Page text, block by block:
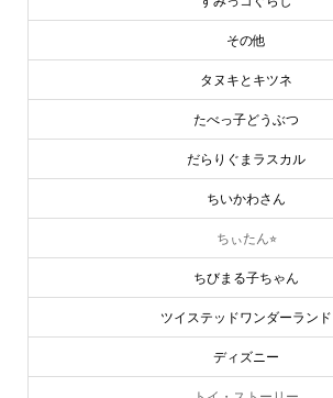
すみっコぐらし
その他
タヌキとキツネ
たべっ子どうぶつ
だらりぐまラスカル
ちいかわさん
ちぃたん⭐︎
ちびまる子ちゃん
ツイステッドワンダーランド
ディズニー